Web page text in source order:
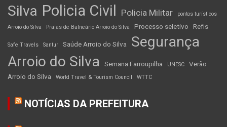
Silva Policia Civil Policia Militar
pontos turísticos
Arroio do Silva
Praias de Balneário Arroio do Silva Processo seletivo Refis
Safe Travels Santur Saúde Arroio do Silva
Segurança
Arroio do Silva
Semana Farroupilha UNESC
Verão
Arroio do Silva
World Travel & Tourism Council WTTC
NOTÍCIAS DA PREFEITURA